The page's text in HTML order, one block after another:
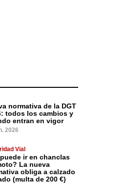
normativa de la DGT
todos los cambios y
entran en vigor
2026
Vial
ir en chanclas
La nueva
obliga a calzado
(multa de 200 €)